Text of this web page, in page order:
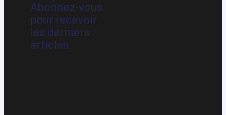
Abonnez-vous
pour recevoir
les derniers
articles